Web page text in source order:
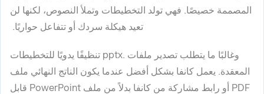
المصممة خصيصًا. فهي تولد التخطيطات وتملأ النصوص، لكنها لن
تعيد هيكلة سردك أو تتفاعل حواريًا.
وغالبًا ما يتطلب تصدير ملفات .pptx تنظيفًا يدويًا للتخطيطات
المعقدة. يعمل كانفا بشكل أفضل عندما يكون الناتج النهائي ملف
PDF أو رابط مشاركة من كانفا بدلاً من ملف PowerPoint قابل